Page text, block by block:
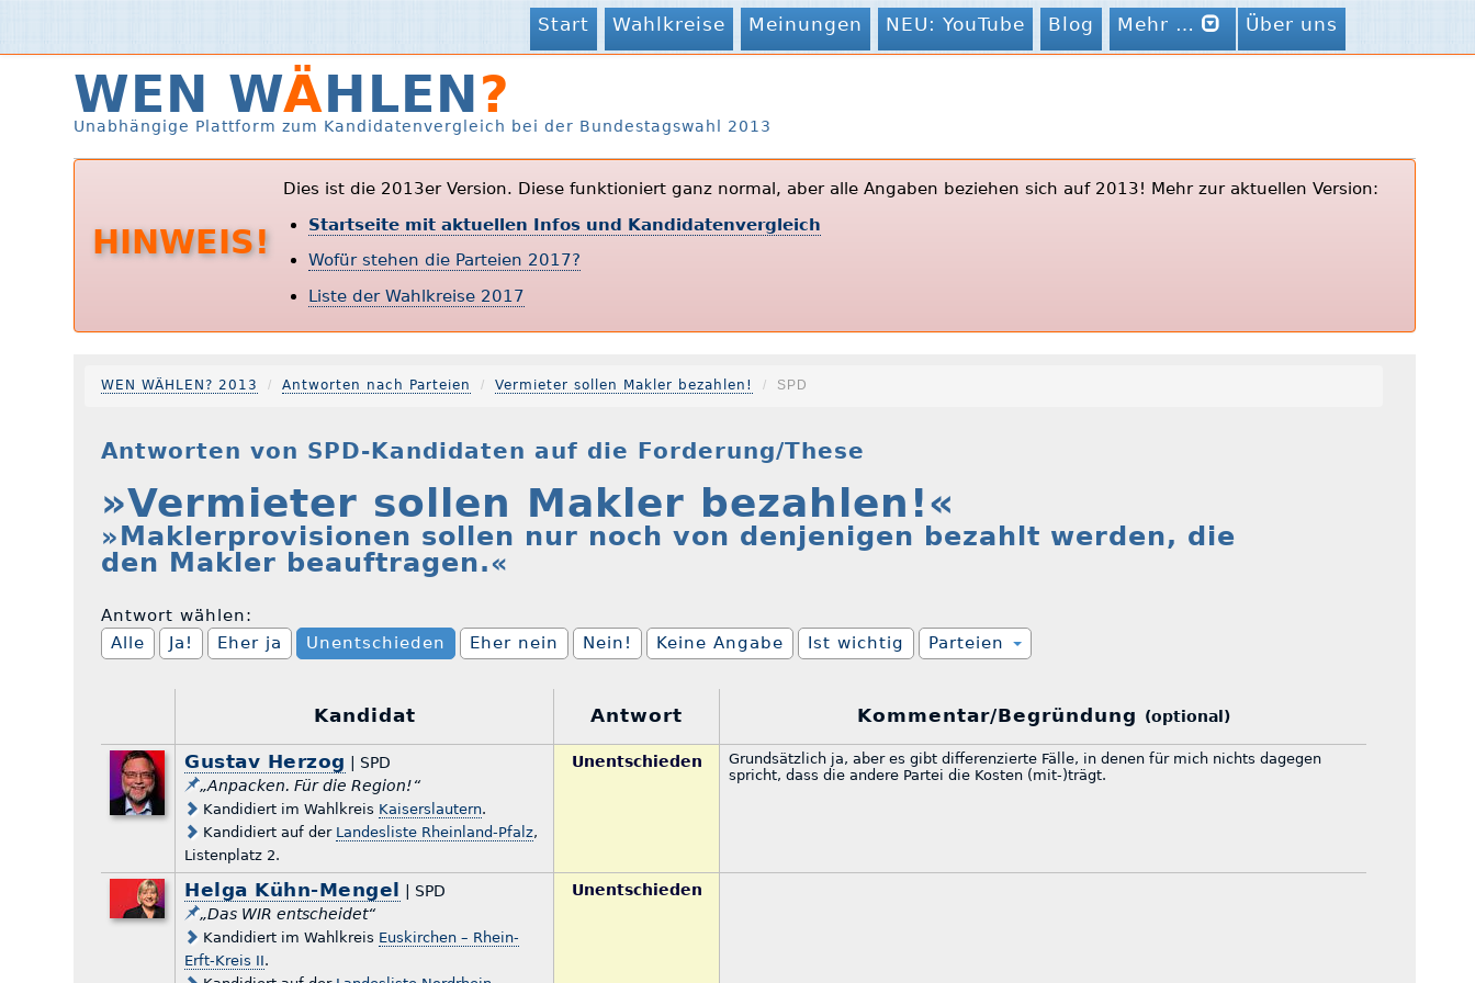
Start Wahlkreise Meinungen NEU: YouTube Blog Mehr … Über uns
WEN WÄHLEN?
Unabhängige Plattform zum Kandidatenvergleich bei der Bundestagswahl 2013
HINWEIS!
Dies ist die 2013er Version. Diese funktioniert ganz normal, aber alle Angaben beziehen sich auf 2013! Mehr zur aktuellen Version:
Startseite mit aktuellen Infos und Kandidatenvergleich
Wofür stehen die Parteien 2017?
Liste der Wahlkreise 2017
WEN WÄHLEN? 2013 Antworten nach Parteien Vermieter sollen Makler bezahlen! SPD
Antworten von SPD-Kandidaten auf die Forderung/These
»Vermieter sollen Makler bezahlen!«
»Maklerprovisionen sollen nur noch von denjenigen bezahlt werden, die
den Makler beauftragen.«
Antwort wählen:
Alle
Ja! Eher ja Unentschieden Eher nein Nein! Keine Angabe Ist wichtig Parteien
Kandidat Antwort Kommentar/Begründung (optional)
Gustav Herzog
| SPD
„Anpacken. Für die Region!“
Kandidiert im Wahlkreis Kaiserslautern.
Kandidiert auf der Landesliste Rheinland-Pfalz,
Listenplatz 2.
Unentschieden
Grundsätzlich ja, aber es gibt differenzierte Fälle, in denen für mich nichts dagegen
spricht, dass die andere Partei die Kosten (mit-)trägt.
Helga Kühn-Mengel
| SPD
„Das WIR entscheidet“
Kandidiert im Wahlkreis Euskirchen – Rhein-
Erft-Kreis II.
Unentschieden